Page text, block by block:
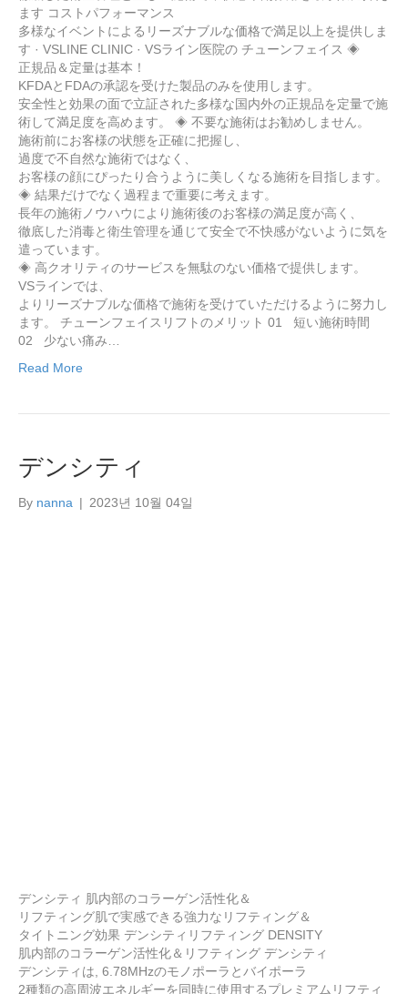
ます コストパフォーマンス
多様なイベントによるリーズナブルな価格で満足以上を提供しま
す · VSLINE CLINIC · VSライン医院の チューンフェイス ◈
正規品＆定量は基本！
KFDAとFDAの承認を受けた製品のみを使用します。
安全性と効果の面で立証された多様な国内外の正規品を定量で施
術して満足度を高めます。 ◈ 不要な施術はお勧めしません。
施術前にお客様の状態を正確に把握し、
過度で不自然な施術ではなく、
お客様の顔にぴったり合うように美しくなる施術を目指します。
◈ 結果だけでなく過程まで重要に考えます。
長年の施術ノウハウにより施術後のお客様の満足度が高く、
徹底した消毒と衛生管理を通じて安全で不快感がないように気を
遣っています。
◈ 高クオリティのサービスを無駄のない価格で提供します。
VSラインでは、
よりリーズナブルな価格で施術を受けていただけるように努力し
ます。 チューンフェイスリフトのメリット 01 短い施術時間
02 少ない痛み…
Read More
デンシティ
By nanna | 2023년 10월 04일
デンシティ 肌内部のコラーゲン活性化＆
リフティング肌で実感できる強力なリフティング＆
タイトニング効果 デンシティリフティング DENSITY
肌内部のコラーゲン活性化＆リフティング デンシティ
デンシティは, 6.78MHzのモノポーラとバイポーラ
2種類の高周波エネルギーを同時に使用するプレミアムリフティ